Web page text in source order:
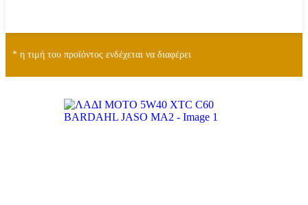
* η τιμή του προϊόντος ενδέχεται να διαφέρει